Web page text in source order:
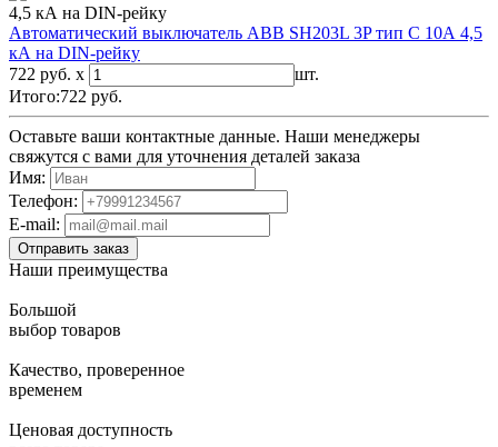
Автоматический выключатель ABB SH203L 3P тип С 10А 4,5
кА на DIN-рейку
722 руб. x
шт.
Итого:722 руб.
Оставьте ваши контактные данные. Наши менеджеры
свяжутся с вами для уточнения деталей заказа
Имя:
Телефон:
E-mail:
Наши преимущества
Большой
выбор товаров
Качество, проверенное
временем
Ценовая доступность